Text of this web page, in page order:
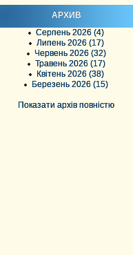
АРХИВ
Серпень 2026 (4)
Липень 2026 (17)
Червень 2026 (32)
Травень 2026 (17)
Квітень 2026 (38)
Березень 2026 (15)
Показати архів повністю